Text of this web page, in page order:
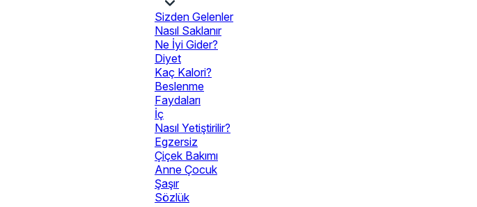
Sizden Gelenler
Nasıl Saklanır
Ne İyi Gider?
Diyet
Kaç Kalori?
Beslenme
Faydaları
İç
Nasıl Yetiştirilir?
Egzersiz
Çiçek Bakımı
Anne Çocuk
Şaşır
Sözlük